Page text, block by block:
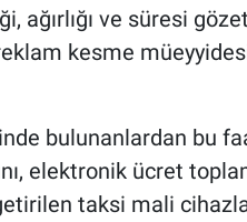
ve süresi
kesme
bulunanlardan bu
elektronik ücret
taksi mali